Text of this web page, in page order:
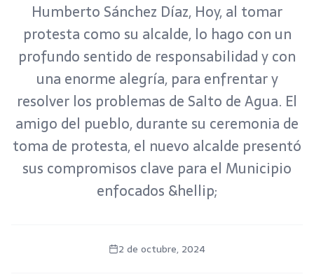
Humberto Sánchez Díaz, Hoy, al tomar
protesta como su alcalde, lo hago con un
profundo sentido de responsabilidad y con
una enorme alegría, para enfrentar y
resolver los problemas de Salto de Agua. El
amigo del pueblo, durante su ceremonia de
toma de protesta, el nuevo alcalde presentó
sus compromisos clave para el Municipio
enfocados &hellip;
2 de octubre, 2024